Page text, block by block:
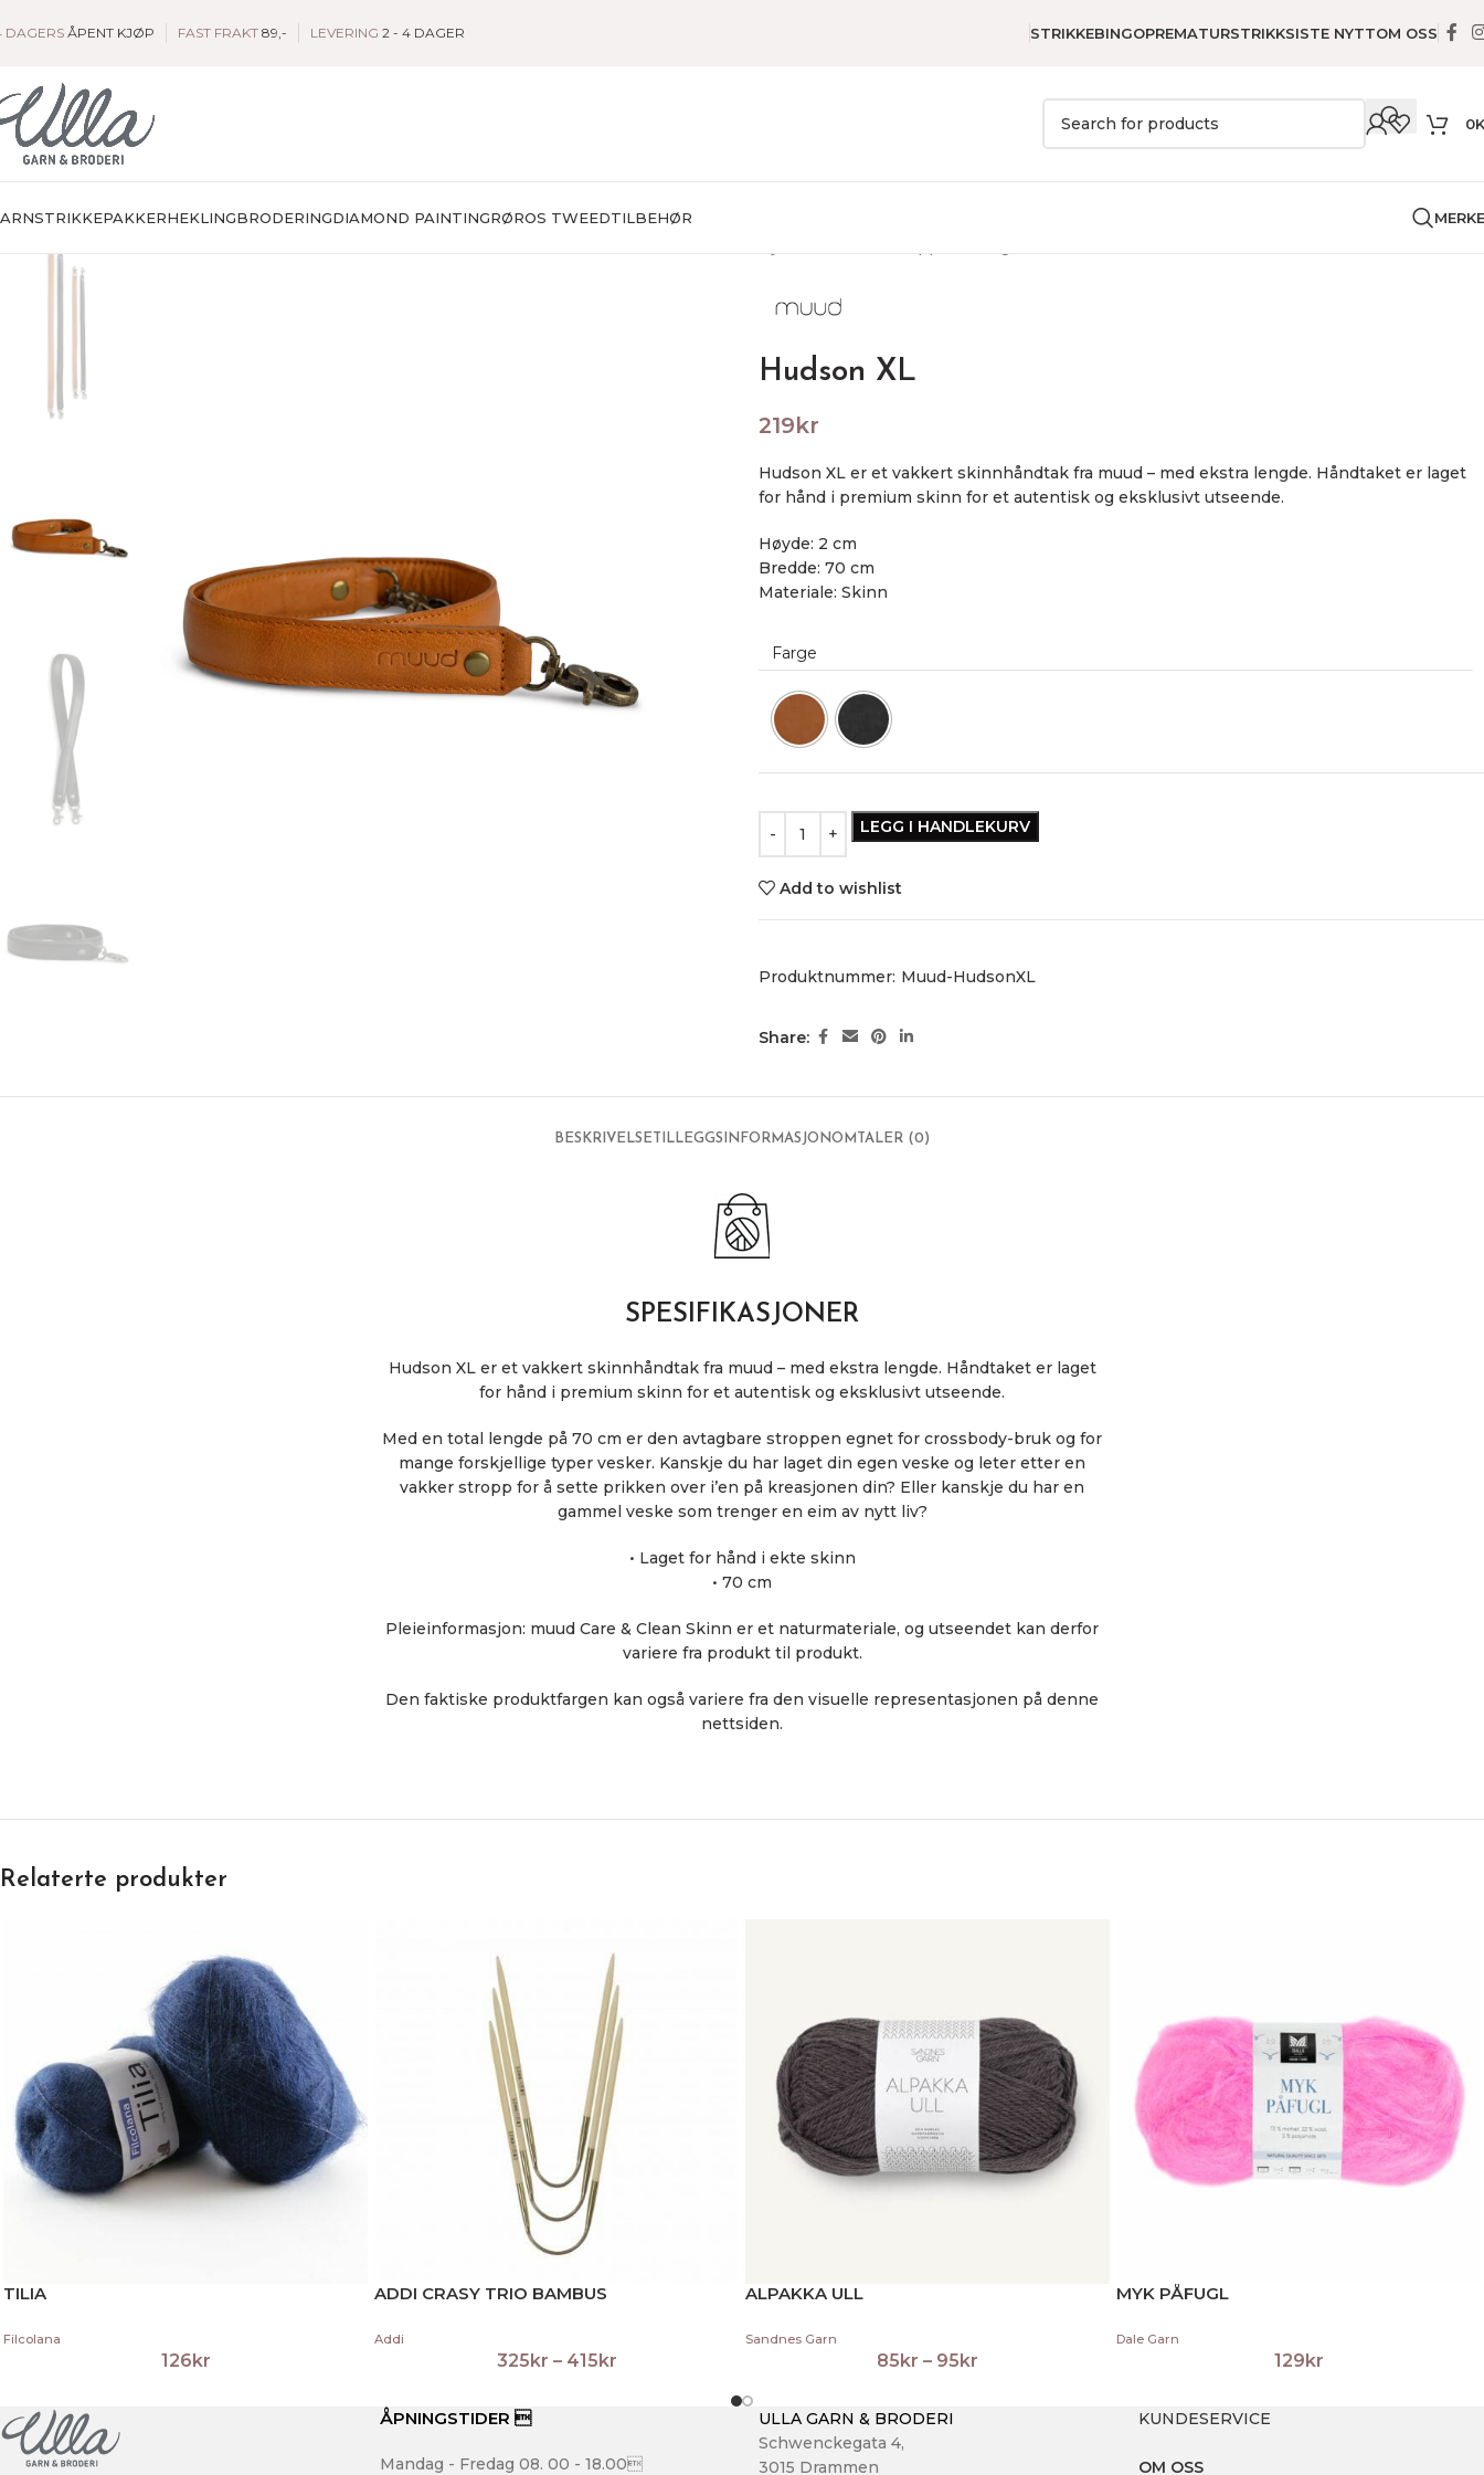
DAGERS ÅPENT KJØP FAST FRAKT 89,- LEVERING 2 - 4 DAGER STRIKKEBINGOPREMATURSTRIKKSISTE NYTTOM OSS
0
STRIKKEPAKKERHEKLINGBRODERINGDIAMOND PAINTINGRØROS TWEEDTILBEHØR
Hudson XL
219kr
Hudson XL er et vakkert skinnhåndtak fra muud – med ekstra lengde. Håndtaket er laget
for hånd i premium skinn for et autentisk og eksklusivt utseende.
Høyde: 2 cm
Bredde: 70 cm
Materiale: Skinn
Farge
LEGG I HANDLEKURV
Add to wishlist
Produktnummer: Muud-HudsonXL
Share:
BESKRIVELSE TILLEGGSINFORMASJONOMTALER (0)
SPESIFIKASJONER
Hudson XL er et vakkert skinnhåndtak fra muud – med ekstra lengde. Håndtaket er laget
for hånd i premium skinn for et autentisk og eksklusivt utseende.
Med en total lengde på 70 cm er den avtagbare stroppen egnet for crossbody-bruk og for
mange forskjellige typer vesker. Kanskje du har laget din egen veske og leter etter en
vakker stropp for å sette prikken over i’en på kreasjonen din? Eller kanskje du har en
gammel veske som trenger en eim av nytt liv?
• Laget for hånd i ekte skinn
• 70 cm
Pleieinformasjon: muud Care & Clean Skinn er et naturmateriale, og utseendet kan derfor
variere fra produkt til produkt.
Den faktiske produktfargen kan også variere fra den visuelle representasjonen på denne
nettsiden.
Relaterte produkter
TILIA
Filcolana
126kr
ADDI CRASY TRIO BAMBUS
Addi
325kr – 415kr
ALPAKKA ULL
Sandnes Garn
85kr – 95kr
MYK PÅFUGL
Dale Garn
129kr
ÅPNINGSTIDER 
Mandag - Fredag 08. 00 - 18.00
ULLA GARN & BRODERI
Schwenckegata 4,
3015 Drammen
KUNDESERVICE
OM OSS